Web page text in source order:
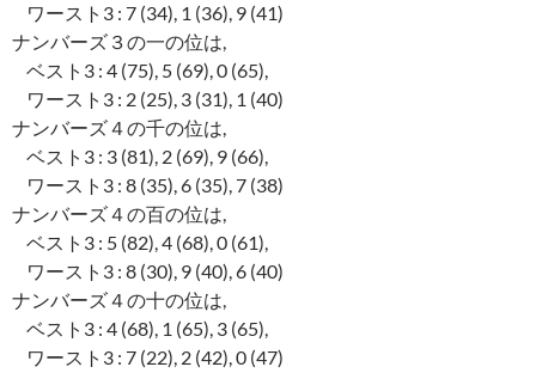
ワースト3 : 7 (34), 1 (36), 9 (41)
ナンバーズ３の一の位は,
ベスト3 : 4 (75), 5 (69), 0 (65),
ワースト3 : 2 (25), 3 (31), 1 (40)
ナンバーズ４の千の位は,
ベスト3 : 3 (81), 2 (69), 9 (66),
ワースト3 : 8 (35), 6 (35), 7 (38)
ナンバーズ４の百の位は,
ベスト3 : 5 (82), 4 (68), 0 (61),
ワースト3 : 8 (30), 9 (40), 6 (40)
ナンバーズ４の十の位は,
ベスト3 : 4 (68), 1 (65), 3 (65),
ワースト3 : 7 (22), 2 (42), 0 (47)